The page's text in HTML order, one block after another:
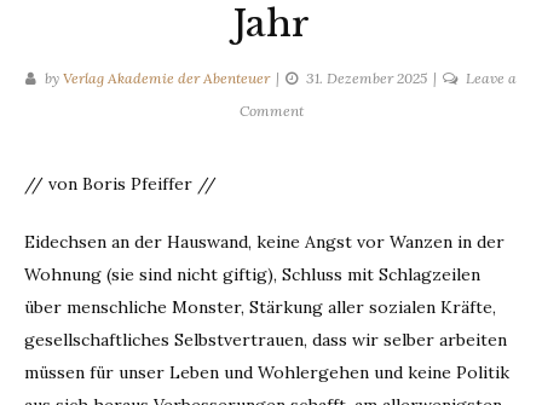
Jahr
by Verlag Akademie der Abenteuer 31. Dezember 2025
Leave a
Commenton
Jahr
// von Boris Pfeiffer //
Eidechsen an der Hauswand, keine Angst vor Wanzen in der
Wohnung (sie sind nicht giftig), Schluss mit Schlagzeilen
über menschliche Monster, Stärkung aller sozialen Kräfte,
gesellschaftliches Selbstvertrauen, dass wir selber arbeiten
müssen für unser Leben und Wohlergehen und keine Politik